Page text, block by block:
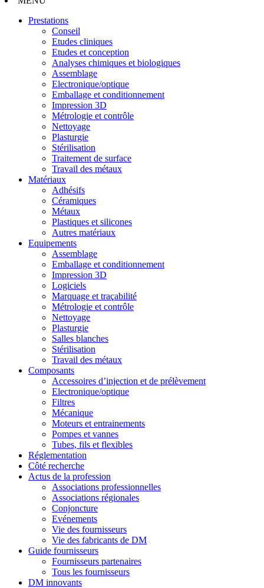
Prestations
Conseil
Etudes cliniques
Etudes et conception
Analyses chimiques et biologiques
Assemblage
Electronique/optique
Emballage et conditionnement
Impression 3D
Métrologie et contrôle
Nettoyage
Plasturgie
Stérilisation
Traitement de surface
Travail des métaux
Matériaux
Adhésifs
Céramiques
Métaux
Plastiques et silicones
Autres matériaux
Equipements
Assemblage
Emballage et conditionnement
Impression 3D
Logiciels
Marquage et traçabilité
Métrologie et contrôle
Nettoyage
Plasturgie
Salles blanches
Stérilisation
Travail des métaux
Composants
Accessoires d’injection et de prélèvement
Electronique/optique
Filtres
Mécanique
Moteurs et entrainements
Pompes et vannes
Tubes, fils et flexibles
Réglementation
Côté recherche
Actus de la profession
Associations professionnelles
Associations régionales
Conjoncture
Evénements
Vie des fournisseurs
Vie des fabricants de DM
Guide fournisseurs
Fournisseurs partenaires
Tous les fournisseurs
DM innovants